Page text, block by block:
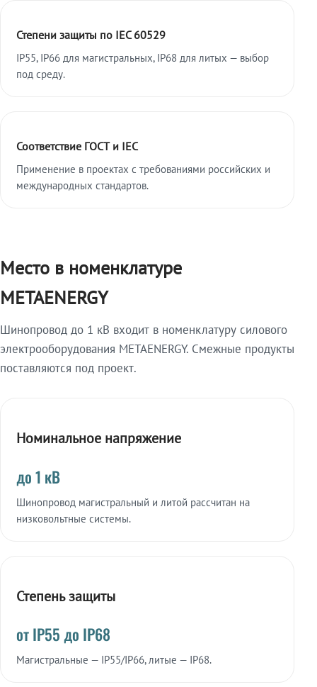
Степени защиты по IEC 60529
IP55, IP66 для магистральных, IP68 для литых — выбор
под среду.
Соответствие ГОСТ и IEC
Применение в проектах с требованиями российских и
международных стандартов.
Место в номенклатуре
METAENERGY
Шинопровод до 1 кВ входит в номенклатуру силового
электрооборудования METAENERGY. Смежные продукты
поставляются под проект.
Номинальное напряжение
до 1 кВ
Шинопровод магистральный и литой рассчитан на
низковольтные системы.
Степень защиты
от IP55 до IP68
Магистральные — IP55/IP66, литые — IP68.